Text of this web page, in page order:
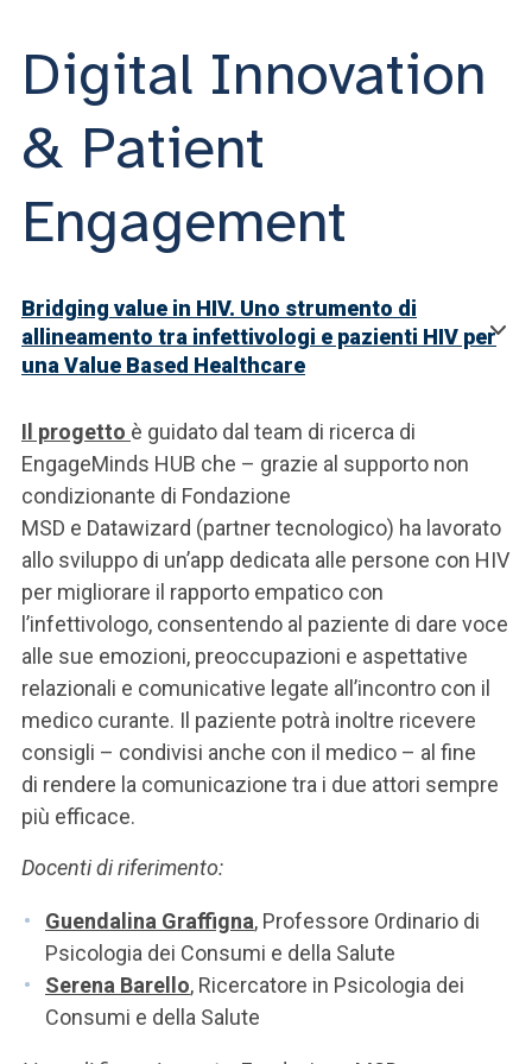
Digital Innovation
& Patient
Engagement
Bridging value in HIV. Uno strumento di
allineamento tra infettivologi e pazienti HIV per
una Value Based Healthcare
Il progetto è guidato dal team di ricerca di
EngageMinds HUB che – grazie al supporto non
condizionante di Fondazione
MSD e Datawizard (partner tecnologico) ha lavorato
allo sviluppo di un’app dedicata alle persone con HIV
per migliorare il rapporto empatico con
l’infettivologo, consentendo al paziente di dare voce
alle sue emozioni, preoccupazioni e aspettative
relazionali e comunicative legate all’incontro con il
medico curante. Il paziente potrà inoltre ricevere
consigli – condivisi anche con il medico – al fine
di rendere la comunicazione tra i due attori sempre
più efficace.
Docenti di riferimento:
Guendalina Graffigna, Professore Ordinario di
Psicologia dei Consumi e della Salute
Serena Barello, Ricercatore in Psicologia dei
Consumi e della Salute